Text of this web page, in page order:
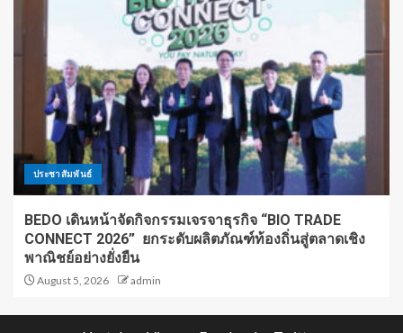
ประชาสัมพันธ์
BEDO เดินหน้าจัดกิจกรรมเจรจาธุรกิจ “BIO TRADE
CONNECT 2026” ยกระดับผลิตภัณฑ์ท้องถิ่นสู่ตลาดเชิง
พาณิชย์อย่างยั่งยืน
August 5, 2026 admin